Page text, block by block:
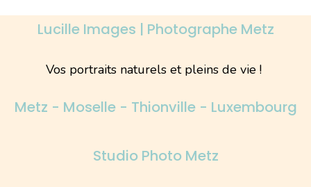
Lucille Images | Photographe Metz
Vos portraits naturels et pleins de vie !
Metz - Moselle - Thionville - Luxembourg
Studio Photo Metz